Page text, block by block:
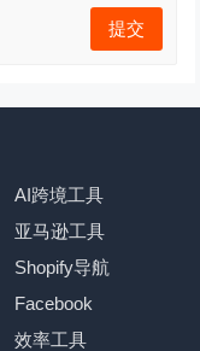
AI跨境工具
亚马逊工具
Shopify导航
Facebook
效率工具